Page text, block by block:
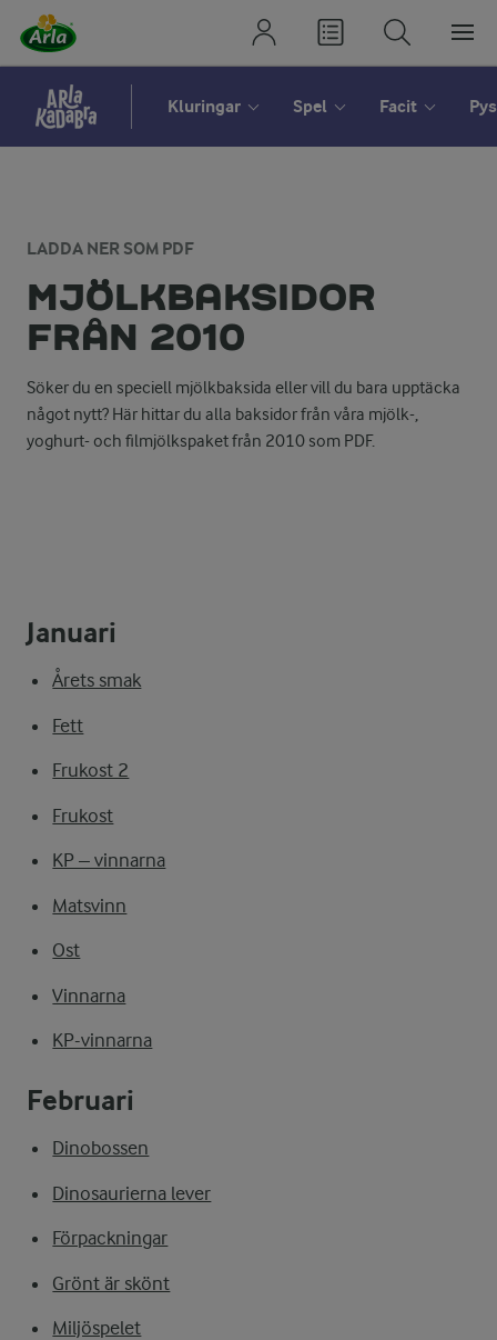
Kluringar Spel Facit
LADDA NER SOM PDF
MJÖLKBAKSIDOR
FRÅN 2010
Söker du en speciell mjölkbaksida eller vill du bara upptäcka
något nytt? Här hittar du alla baksidor från våra mjölk-,
yoghurt- och filmjölkspaket från 2010 som PDF.
Januari
Årets smak
Fett
Frukost 2
Frukost
KP – vinnarna
Matsvinn
Ost
Vinnarna
KP-vinnarna
Februari
Dinobossen
Dinosaurierna lever
Förpackningar
Grönt är skönt
Miljöspelet